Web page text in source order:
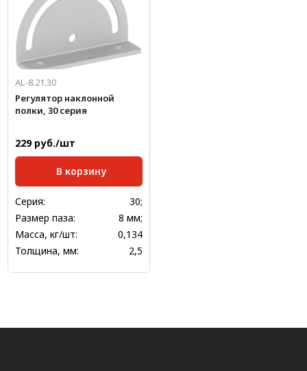
AL-8.21.30
Регулятор наклонной
полки, 30 серия
229 руб./шт
В корзину
Серия:
30;
Размер паза:
8 мм;
Масса, кг/шт:
0,134
Толщина, мм:
2,5